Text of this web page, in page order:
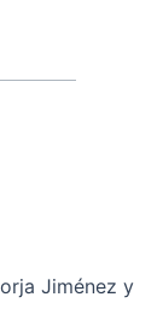
Jiménez y